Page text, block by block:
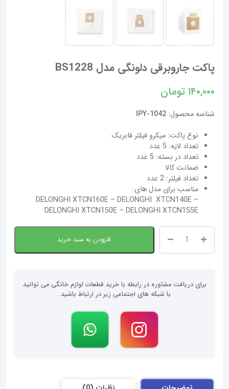
پاکت جاروبرقی دلونگی مدل BS1228
۱۴۰,۰۰۰تومان
شناسه محصول: IPY-1042
نوع پاکت: میکرو فیلتر فابریک
تعداد لایه: 5 عدد
تعداد در بسته: 5 عدد
ضمانت کالا
تعداد فیلتر: 2 عدد
مناسب برای مدل های:
DELONGHI XTCN160E – DELONGHI XTCN140E –
DELONGHI XTCN150E – DELONGHI XTCN155E
پاکت
جاروبرقی
مدل
افزودن به سبد خرید
برای دریافت مشاوره در رابطه با خرید قطعات لوازم خانگی می توانید
با شبکه های اجتماعی زیر در ارتباط باشید.